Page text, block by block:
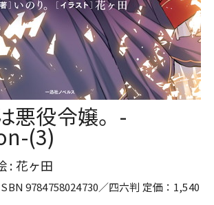
悪役令嬢。-
(3)
: 花ヶ田
9784758024730／四六判 定価：1,540